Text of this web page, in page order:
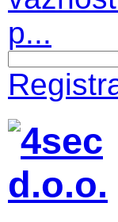
p...